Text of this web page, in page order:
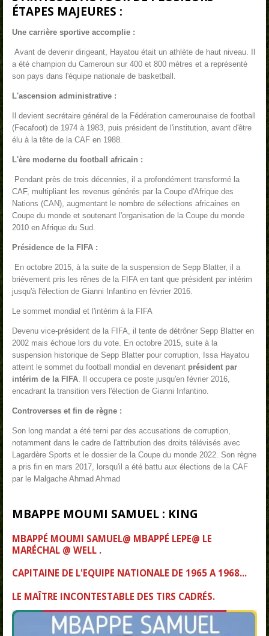
ÉTAPES MAJEURES :
Une carrière sportive accomplie :
Avant de devenir dirigeant, Hayatou était un athlète de haut niveau. Il
a été champion du Cameroun sur 400 et 800 mètres et a représenté
son pays dans l'équipe nationale de basketball.
L'ascension administrative :
Il devient secrétaire général de la Fédération camerounaise de football
(Fecafoot) de 1974 à 1983, puis président de l'institution, avant d'être
élu à la tête de la CAF en 1988.
L'ère moderne du football africain :
Pendant près de trois décennies, il a profondément transformé la
CAF, multipliant les revenus générés par la Coupe d'Afrique des
Nations (CAN), augmentant le nombre de sélections africaines en
Coupe du monde et soutenant l'organisation de la Coupe du monde
2010 en Afrique du Sud.
Présidence de la FIFA :
En octobre 2015, à la suite de la suspension de Sepp Blatter, il a
brièvement pris les rênes de la FIFA en tant que président par intérim
jusqu'à l'élection de Gianni Infantino en février 2016.
Le sommet mondial et l'intérim à la FIFA
Devenu vice-président de la FIFA, il tente de détrôner Sepp Blatter en
2002 mais échoue lors du vote. En octobre 2015, suite à la
suspension historique de Sepp Blatter pour corruption, Issa Hayatou
atteint le sommet du football mondial en devenant président par
intérim de la FIFA. Il occupera ce poste jusqu'en février 2016,
encadrant la transition vers l'élection de Gianni Infantino.
Controverses et fin de règne :
Son long mandat a été terni par des accusations de corruption,
notamment dans le cadre de l'attribution des droits télévisés avec
Lagardère Sports et le dossier de la Coupe du monde 2022. Son règne
a pris fin en mars 2017, lorsqu'il a été battu aux élections de la CAF
par le Malgache Ahmad Ahmad
MBAPPE MOUMI SAMUEL : KING
MBAPPÉ MOUMI SAMUEL@ MBAPPÉ LEPE@ LE
MARÉCHAL @ WELL .
CAPITAINE DE L'EQUIPE NATIONALE DE 1965 A 1968...
LE MAÎTRE INCONTESTABLE DES TIRS CADRÉS.